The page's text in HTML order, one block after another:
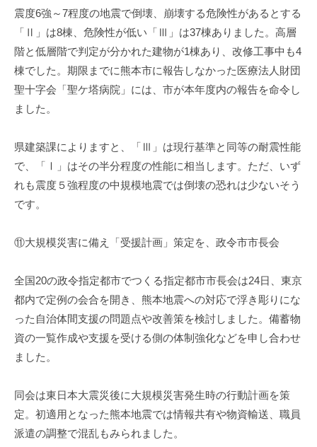
震度6強～7程度の地震で倒壊、崩壊する危険性があるとする
「Ⅱ」は8棟、危険性が低い「Ⅲ」は37棟ありました。高層
階と低層階で判定が分かれた建物が1棟あり、改修工事中も4
棟でした。期限までに熊本市に報告しなかった医療法人財団
聖十字会「聖ケ塔病院」には、市が本年度内の報告を命令し
ました。
県建築課によりますと、「Ⅲ」は現行基準と同等の耐震性能
で、「Ⅰ」はその半分程度の性能に相当します。ただ、いず
れも震度５強程度の中規模地震では倒壊の恐れは少ないそう
です。
⑪大規模災害に備え「受援計画」策定を、政令市市長会
全国20の政令指定都市でつくる指定都市市長会は24日、東京
都内で定例の会合を開き、熊本地震への対応で浮き彫りにな
った自治体間支援の問題点や改善策を検討しました。備蓄物
資の一覧作成や支援を受ける側の体制強化などを申し合わせ
ました。
同会は東日本大震災後に大規模災害発生時の行動計画を策
定。初適用となった熊本地震では情報共有や物資輸送、職員
派遣の調整で混乱もみられました。